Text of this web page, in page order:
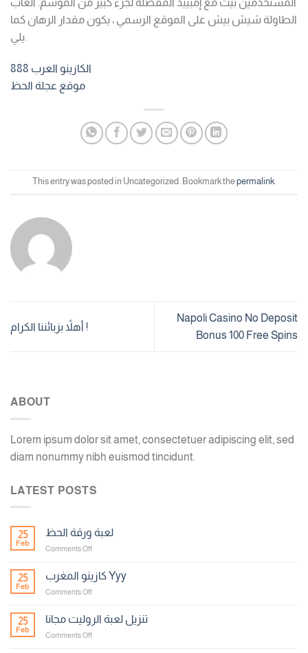
المستخدمين بيت مع إمبييد المفضلة لجزء كبير من الموسم. العاب
الطاولة شيش بيش على الموقع الرسمي ، يكون مقدار الرهان كما
يلي.
الكازينو العرب 888
موقع عجلة الحظ
This entry was posted in Uncategorized. Bookmark thepermalink.
أهلاً بزبائننا الكرام !
Napoli Casino No Deposit
Bonus 100 Free Spins
ABOUT
Lorem ipsum dolor sit amet, consectetuer adipiscing elit, sed
diam nonummy nibh euismod tincidunt.
LATEST POSTS
25
Feb
لعبة ورقة الحظ
Comments Offon
ورقة
الحظ
25
Feb
كازينو المغرب Yyy
Comments Offon
المغرب
Yyy
25
Feb
تنزيل لعبة الروليت مجانا
Comments Offon